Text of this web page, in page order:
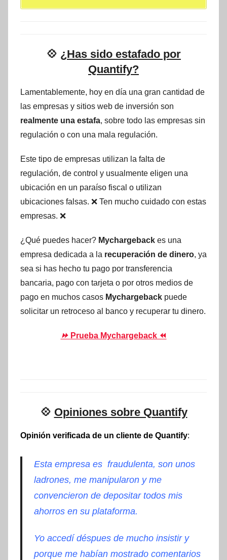
💠 ¿Has sido estafado por
Quantify?
Lamentablemente, hoy en día una gran cantidad de
las empresas y sitios web de inversión son
realmente una estafa, sobre todo las empresas sin
regulación o con una mala regulación.
Este tipo de empresas utilizan la falta de
regulación, de control y usualmente eligen una
ubicación en un paraíso fiscal o utilizan
ubicaciones falsas. ❌ Ten mucho cuidado con estas
empresas. ❌
¿Qué puedes hacer? Mychargeback es una
empresa dedicada a la recuperación de dinero, ya
sea si has hecho tu pago por transferencia
bancaria, pago con tarjeta o por otros medios de
pago en muchos casos Mychargeback puede
solicitar un retroceso al banco y recuperar tu dinero.
⏩ Prueba Mychargeback ⏪
💠 Opiniones sobre Quantify
Opinión verificada de un cliente de Quantify:
Esta empresa es fraudulenta, son unos
ladrones, me manipularon y me
convencieron de depositar todos mis
ahorros en su plataforma.
Yo accedí déspues de mucho insistir y
porque me habían mostrado comentarios